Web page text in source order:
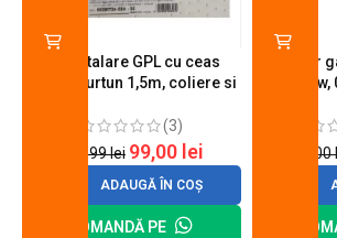
Kit instalare GPL cu ceas
butelie, furtun 1,5m, coliere si
(3)
120,99lei 99,00 lei
ADAUGĂ ÎN COȘ
COMANDĂ PE
Arzator
A600, 6
200,00